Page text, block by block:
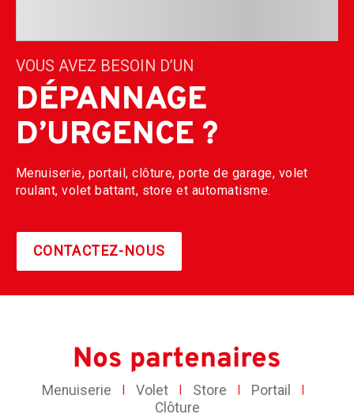
VOUS AVEZ BESOIN D’UN
DÉPANNAGE
D’URGENCE ?
Menuiserie, portail, clôture, porte de garage, volet
roulant, volet battant, store et automatisme.
CONTACTEZ-NOUS
Nos partenaires
Menuiserie | Volet | Store | Portail |
Clôture